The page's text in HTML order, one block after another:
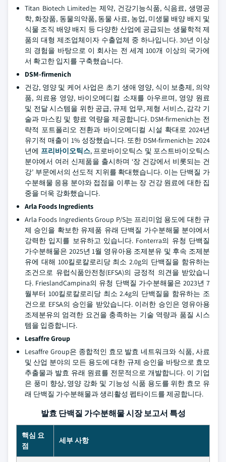
Titan Biotech Limited는 제약, 건강기능식품, 식음료, 생명공
학, 화장품, 동물의약품, 동물 사료, 농업, 미생물 배양 배지 및
식물 조직 배양 배지 등 다양한 산업에 공급되는 생물학적 제
품의 대형 제조업체이자 수출업체 중 하나입니다. 30년 이상
의 경험을 바탕으로 이 회사는 전 세계 100개 이상의 국가에
서 확고한 입지를 구축했습니다.
DSM-firmenich
건강, 영양 및 케어 사업은 초기 생애 영양, 식이 보충제, 의약
품, 의료용 영양, 바이오메디컬 소재를 아우르며, 영양 원료
및 전달 시스템을 위한 공급, 규제 업무, 제형 서비스, 감각 기
술과 마스킹 및 향료 역량을 제공합니다. DSM-firmenich는 전
략적 포트폴리오 전환과 바이오메디컬 시설 확대로 2024년
유기적 매출이 1% 성장했습니다. 또한 DSM-firmenich는 2024
년에 프리바이오틱스, 프로바이오틱스 및 포스트바이오틱스
분야에서 여러 신제품을 출시하며 ‘장 건강에서 비롯되는 건
강’ 부문에서의 선도적 지위를 확대했습니다. 이는 단백질 가
수분해물 응용 분야와 접점을 이루는 장 건강 원료에 대한 집
중을 더욱 강화했습니다.
Arla Foods Ingredients
Arla Foods Ingredients Group P/S는 프리미엄 용도에 대한 규
제 승인을 확보한 유제품 유래 단백질 가수분해물 분야에서
강력한 입지를 보유하고 있습니다. Fonterra의 유청 단백질
가수분해물은 2025년 1월 영유아용 조제분유 및 후속 조제분
유에 대해 100킬로칼로리당 최소 2.0g의 단백질을 함유하는
조건으로 유럽식품안전청(EFSA)의 긍정적 의견을 받았습니
다. FrieslandCampina의 유청 단백질 가수분해물은 2023년 7
월부터 100킬로칼로리당 최소 2.4g의 단백질을 함유하는 조
건으로 EFSA의 승인을 받았습니다. 이러한 승인은 영유아용
조제분유의 엄격한 요건을 충족하는 기술 역량과 품질 시스
템을 입증합니다.
Lesaffre Group
Lesaffre Group은 종합적인 효모 발효 네트워크와 식품, 사료
및 산업 분야의 모든 용도에 대한 규제 승인을 바탕으로 효모
추출물과 발효 유래 원료를 전문적으로 개발합니다. 이 기업
은 풍미 향상, 영양 강화 및 기능성 식품 용도를 위한 효모 유
래 단백질 가수분해물과 생리활성 펩타이드를 제공합니다.
발효 단백질 가수분해물 시장 보고서 특성
핵심 요
점
세부 사항